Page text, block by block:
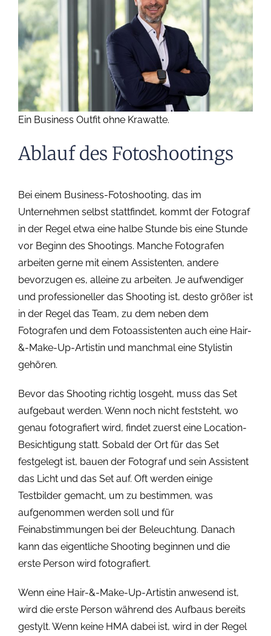
Ein Business Outfit ohne Krawatte.
Ablauf des Fotoshootings
Bei einem Business-Fotoshooting, das im
Unternehmen selbst stattfindet, kommt der Fotograf
in der Regel etwa eine halbe Stunde bis eine Stunde
vor Beginn des Shootings. Manche Fotografen
arbeiten gerne mit einem Assistenten, andere
bevorzugen es, alleine zu arbeiten. Je aufwendiger
und professioneller das Shooting ist, desto größer ist
in der Regel das Team, zu dem neben dem
Fotografen und dem Fotoassistenten auch eine Hair-
&-Make-Up-Artistin und manchmal eine Stylistin
gehören.
Bevor das Shooting richtig losgeht, muss das Set
aufgebaut werden. Wenn noch nicht feststeht, wo
genau fotografiert wird, findet zuerst eine Location-
Besichtigung statt. Sobald der Ort für das Set
festgelegt ist, bauen der Fotograf und sein Assistent
das Licht und das Set auf. Oft werden einige
Testbilder gemacht, um zu bestimmen, was
aufgenommen werden soll und für
Feinabstimmungen bei der Beleuchtung. Danach
kann das eigentliche Shooting beginnen und die
erste Person wird fotografiert.
Wenn eine Hair-&-Make-Up-Artistin anwesend ist,
wird die erste Person während des Aufbaus bereits
gestylt. Wenn keine HMA dabei ist, wird in der Regel